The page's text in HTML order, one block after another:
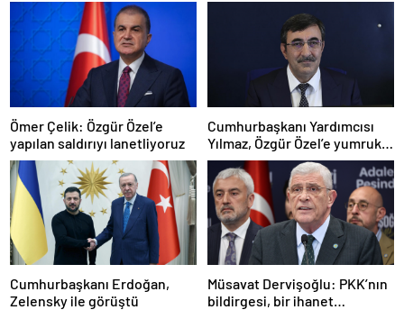
Ömer Çelik: Özgür Özel’e
yapılan saldırıyı lanetliyoruz
Cumhurbaşkanı Yardımcısı
Yılmaz, Özgür Özel’e yumruklu
saldırıyı kınadı
Cumhurbaşkanı Erdoğan,
Zelensky ile görüştü
Müsavat Dervişoğlu: PKK’nın
bildirgesi, bir ihanet